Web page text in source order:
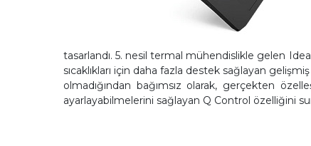
tasarlandı. 5. nesil termal mühendislikle gelen
sıcaklıkları için daha fazla destek sağlayan
olmadığından bağımsız olarak, gerçekten
ayarlayabilmelerini sağlayan Q Control özelliğini